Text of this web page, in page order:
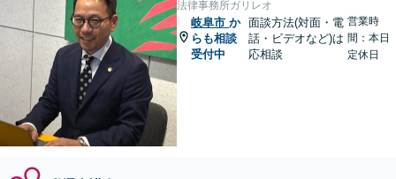
法律事務所ガリレオ
岐阜市 か
らも相談
受付中
面談方法(対面・電
話・ビデオなど)は
応相談
営業時
間：本日
定休日